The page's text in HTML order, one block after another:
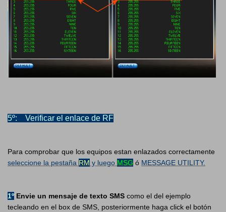
5º: Verificar el enlace de RF
Para comprobar que los equipos estan enlazados correctamente
seleccione la pestaña RM y luego MSG ó MESSAGE UTILITY.
1º Envie un mensaje de texto SMS como el del ejemplo
tecleando en el box de SMS, posteriormente haga click el botón